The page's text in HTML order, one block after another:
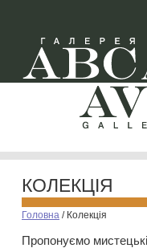
КОЛЕКЦІЯ
Головна / Колекція
Пропонуємо